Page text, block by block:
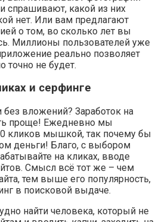
спрашивают, какой из них
нет. Или вам предлагают
о том, во сколько лет вы
Миллионы пользователей уже
реально позволяет
точно не будет.
и серфинге
без вложений? Заработок на
проще! Ежедневно мы
кликов мышкой, так почему бы
деньги! Благо, с выбором
на кликах, вводе
Смысл всё тот же – чем
тем выше его популярность,
в поисковой выдаче.
найти человека, который не